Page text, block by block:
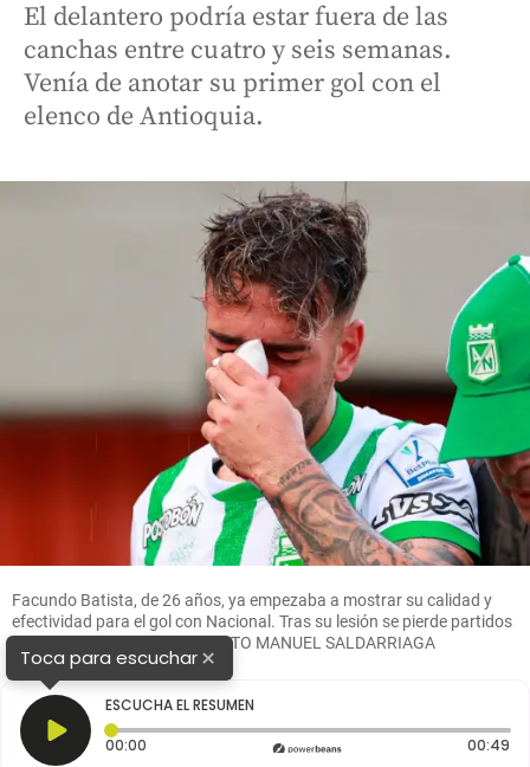
El delantero podría estar fuera de las
canchas entre cuatro y seis semanas.
Venía de anotar su primer gol con el
elenco de Antioquia.
Facundo Batista, de 26 años, ya empezaba a mostrar su calidad y
efectividad para el gol con Nacional. Tras su lesión se pierde partidos
importantes con Nacional. FOTO MANUEL SALDARRIAGA
Toca para escuchar×
ESCUCHA EL RESUMEN
00:00 Tiempo transcurrido: 0 segundos 00:49